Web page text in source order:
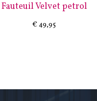
Fauteuil Velvet petrol
€49,95